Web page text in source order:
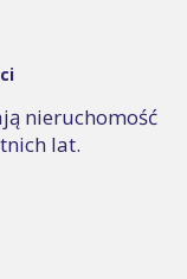
nieruchomość
lat.